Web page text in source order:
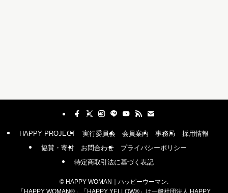
HAPPY PROJECT 実行委員会 会員案内 事務局
採用情報
協賛・寄付
お問合わせ
プライバシーポリシー
特定商取引法に基づく表記
© HAPPY WOMAN｜ハッピーウーマン.
「HAPPY WOMAN®︎」「HAPPY YELLOW®︎」は一般社団法人 HAPPY